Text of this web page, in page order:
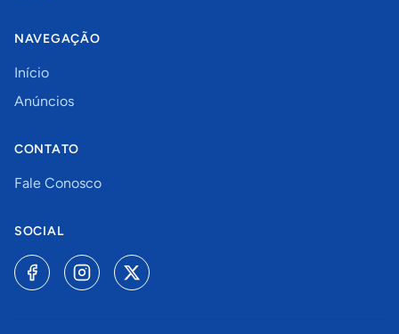
NAVEGAÇÃO
Início
Anúncios
CONTATO
Fale Conosco
SOCIAL